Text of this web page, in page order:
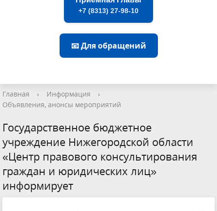
+7 (8313) 27-98-10
📧 Для обращений
Главная › Информация
›
Объявления, анонсы мероприятий
Государственное бюджетное
учреждение Нижегородской области
«Центр правового консультирования
граждан и юридических лиц»
информирует